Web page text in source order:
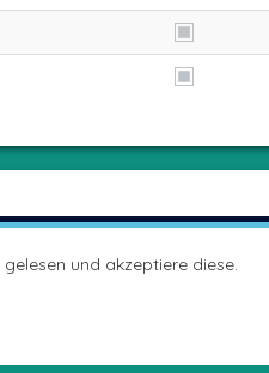
gelesen und akzeptiere diese.